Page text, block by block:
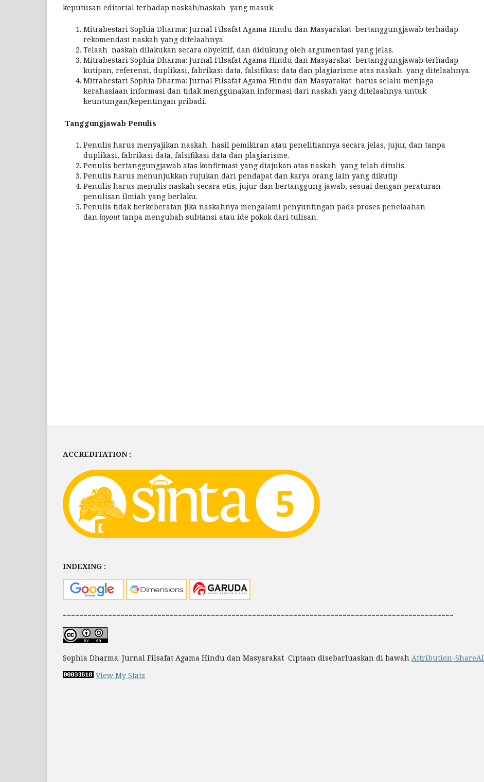
keputusan editorial terhadap naskah/naskah yang masuk
Mitrabestari Sophia Dharma: Jurnal Filsafat Agama Hindu dan Masyarakat bertanggungjawab terhadap
rekomendasi naskah yang ditelaahnya.
Telaah naskah dilakukan secara obyektif, dan didukung oleh argumentasi yang jelas.
Mitrabestari Sophia Dharma: Jurnal Filsafat Agama Hindu dan Masyarakat bertanggungjawab terhadap
kutipan, referensi, duplikasi, fabrikasi data, falsifikasi data dan plagiarisme atas naskah yang ditelaahnya.
Mitrabestari Sophia Dharma: Jurnal Filsafat Agama Hindu dan Masyarakat harus selalu menjaga
kerahasiaan informasi dan tidak menggunakan informasi dari naskah yang ditelaahnya untuk
keuntungan/kepentingan pribadi.
Tanggungjawab Penulis
Penulis harus menyajikan naskah hasil pemikiran atau penelitiannya secara jelas, jujur, dan tanpa
duplikasi, fabrikasi data, falsifikasi data dan plagiarisme.
Penulis bertanggungjawab atas konfirmasi yang diajukan atas naskah yang telah ditulis.
Penulis harus menunjukkan rujukan dari pendapat dan karya orang lain yang dikutip
Penulis harus menulis naskah secara etis, jujur dan bertanggung jawab, sesuai dengan peraturan
penulisan ilmiah yang berlaku.
Penulis tidak berkeberatan jika naskahnya mengalami penyuntingan pada proses penelaahan
dan layout tanpa mengubah subtansi atau ide pokok dari tulisan.
ACCREDITATION :
INDEXING :
===============================================================================================
Sophia Dharma: Jurnal Filsafat Agama Hindu dan Masyarakat Ciptaan disebarluaskan di bawah Attribution-
View My Stats